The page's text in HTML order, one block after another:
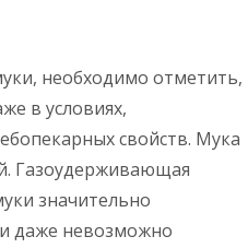
необходимо отметить,
в условиях,
свойств. Мука
Газоудерживающая
значительно
даже невозможно